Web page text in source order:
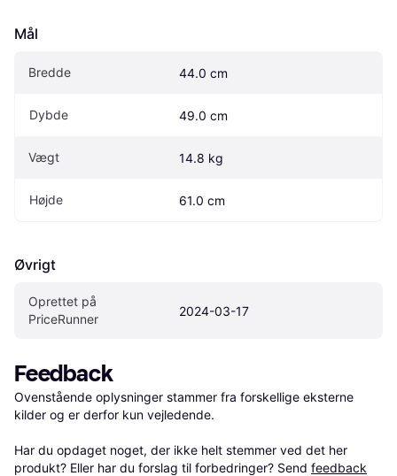
Mål
Bredde 44.0 cm
Dybde 49.0 cm
Vægt 14.8 kg
Højde 61.0 cm
Øvrigt
Oprettet på
PriceRunner
2024-03-17
Feedback
Ovenstående oplysninger stammer fra forskellige eksterne
kilder og er derfor kun vejledende.
Har du opdaget noget, der ikke helt stemmer ved det her
produkt? Eller har du forslag til forbedringer? Send feedback